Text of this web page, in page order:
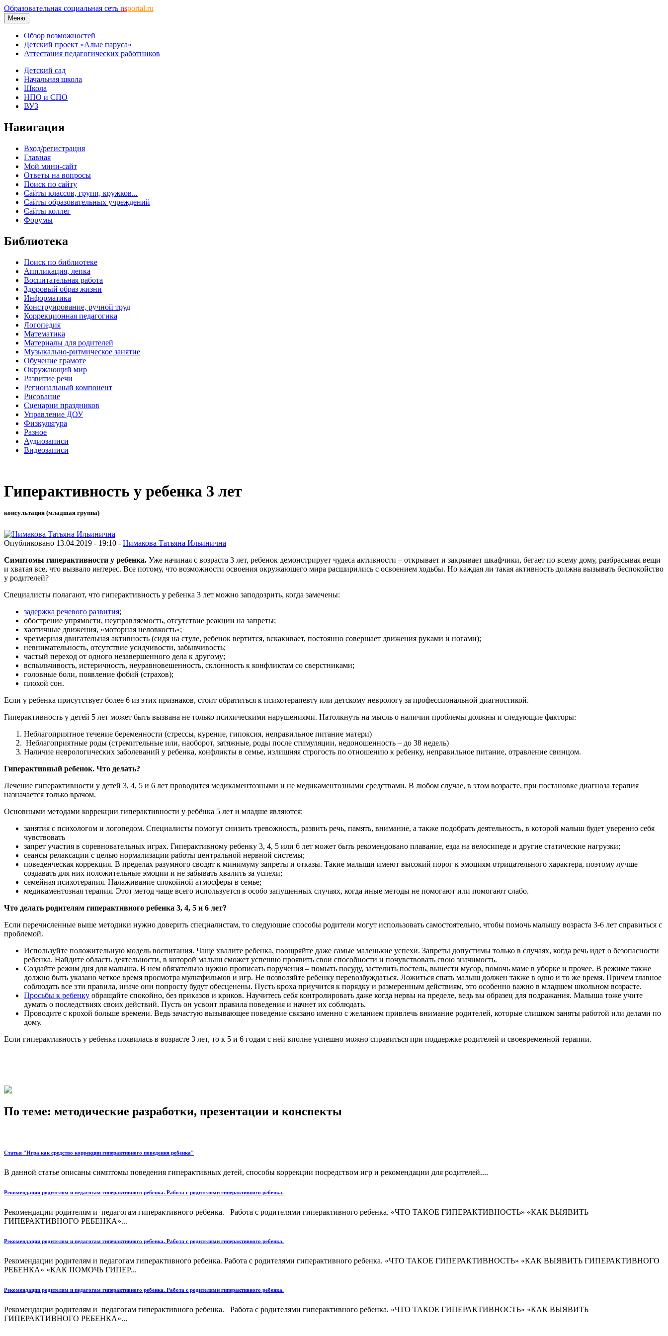
Образовательная социальная сеть nsportal.ru
Меню
Обзор возможностей
Детский проект «Алые паруса»
Аттестация педагогических работников
Детский сад
Начальная школа
Школа
НПО и СПО
ВУЗ
Навигация
Вход/регистрация
Главная
Мой мини-сайт
Ответы на вопросы
Поиск по сайту
Сайты классов, групп, кружков...
Сайты образовательных учреждений
Сайты коллег
Форумы
Библиотека
Поиск по библиотеке
Аппликация, лепка
Воспитательная работа
Здоровый образ жизни
Информатика
Конструирование, ручной труд
Коррекционная педагогика
Логопедия
Математика
Материалы для родителей
Музыкально-ритмическое занятие
Обучение грамоте
Окружающий мир
Развитие речи
Региональный компонент
Рисование
Сценарии праздников
Управление ДОУ
Физкультура
Разное
Аудиозаписи
Видеозаписи
Гиперактивность у ребенка 3 лет
консультация (младшая группа)
Опубликовано 13.04.2019 - 19:10 - Нимакова Татьяна Ильинична
Симптомы гиперактивности у ребенка. Уже начиная с возраста 3 лет, ребенок демонстрирует чудеса активности – открывает и закрывает шкафчики, бегает по всему дому, разбрасывая вещи
и хватая все, что вызвало интерес. Все потому, что возможности освоения окружающего мира расширились с освоением ходьбы. Но каждая ли такая активность должна вызывать беспокойство
у родителей?
Специалисты полагают, что гиперактивность у ребенка 3 лет можно заподозрить, когда замечены:
задержка речевого развития;
обострение упрямости, неуправляемость, отсутствие реакции на запреты;
хаотичные движения, «моторная неловкость»;
чрезмерная двигательная активность (сидя на стуле, ребенок вертится, вскакивает, постоянно совершает движения руками и ногами);
невнимательность, отсутствие усидчивости, забывчивость;
частый переход от одного незавершенного дела к другому;
вспыльчивость, истеричность, неуравновешенность, склонность к конфликтам со сверстниками;
головные боли, появление фобий (страхов);
плохой сон.
Если у ребенка присутствует более 6 из этих признаков, стоит обратиться к психотерапевту или детскому неврологу за профессиональной диагностикой.
Гиперактивность у детей 5 лет может быть вызвана не только психическими нарушениями. Натолкнуть на мысль о наличии проблемы должны и следующие факторы:
Неблагоприятное течение беременности (стрессы, курение, гипоксия, неправильное питание матери)
Неблагоприятные роды (стремительные или, наоборот, затяжные, роды после стимуляции, недоношенность – до 38 недель)
Наличие неврологических заболеваний у ребенка, конфликты в семье, излишняя строгость по отношению к ребенку, неправильное питание, отравление свинцом.
Гиперактивный ребенок. Что делать?
Лечение гиперактивности у детей 3, 4, 5 и 6 лет проводится медикаментозными и не медикаментозными средствами. В любом случае, в этом возрасте, при постановке диагноза терапия
назначается только врачом.
Основными методами коррекции гиперактивности у ребёнка 5 лет и младше являются:
занятия с психологом и логопедом. Специалисты помогут снизить тревожность, развить речь, память, внимание, а также подобрать деятельность, в которой малыш будет уверенно себя
чувствовать
запрет участия в соревновательных играх. Гиперактивному ребенку 3, 4, 5 или 6 лет может быть рекомендовано плавание, езда на велосипеде и другие статические нагрузки;
сеансы релаксации с целью нормализации работы центральной нервной системы;
поведенческая коррекция. В пределах разумного сводят к минимуму запреты и отказы. Такие малыши имеют высокий порог к эмоциям отрицательного характера, поэтому лучше
создавать для них положительные эмоции и не забывать хвалить за успехи;
семейная психотерапия. Налаживание спокойной атмосферы в семье;
медикаментозная терапия. Этот метод чаще всего используется в особо запущенных случаях, когда иные методы не помогают или помогают слабо.
Что делать родителям гиперактивного ребенка 3, 4, 5 и 6 лет?
Если перечисленные выше методики нужно доверить специалистам, то следующие способы родители могут использовать самостоятельно, чтобы помочь малышу возраста 3-6 лет справиться с
проблемой.
Используйте положительную модель воспитания. Чаще хвалите ребенка, поощряйте даже самые маленькие успехи. Запреты допустимы только в случаях, когда речь идет о безопасности
ребенка. Найдите область деятельности, в которой малыш сможет успешно проявить свои способности и почувствовать свою значимость.
Создайте режим дня для малыша. В нем обязательно нужно прописать поручения – помыть посуду, застелить постель, вынести мусор, помочь маме в уборке и прочее. В режиме также
должно быть указано четкое время просмотра мультфильмов и игр. Не позволяйте ребенку перевозбуждаться. Ложиться спать малыш должен также в одно и то же время. Причем главное
соблюдать все эти правила, иначе они попросту будут обесценены. Пусть кроха приучится к порядку и размеренным действиям, это особенно важно в младшем школьном возрасте.
Просьбы к ребенку обращайте спокойно, без приказов и криков. Научитесь себя контролировать даже когда нервы на пределе, ведь вы образец для подражания. Малыша тоже учите
думать о последствиях своих действий. Пусть он усвоит правила поведения и начнет их соблюдать.
Проводите с крохой больше времени. Ведь зачастую вызывающее поведение связано именно с желанием привлечь внимание родителей, которые слишком заняты работой или делами по
дому.
Если гиперактивность у ребенка появилась в возрасте 3 лет, то к 5 и 6 годам с ней вполне успешно можно справиться при поддержке родителей и своевременной терапии.
По теме: методические разработки, презентации и конспекты
Статья "Игра как средство коррекции гиперактивного поведения ребенка"
В данной статье описаны симптомы поведения гиперактивных детей, способы коррекции посредством игр и рекомендации для родителей....
Рекомендации родителям и педагогам гиперактивного ребенка. Работа с родителями гиперактивного ребенка.
Рекомендации родителям и педагогам гиперактивного ребенка. Работа с родителями гиперактивного ребенка. «ЧТО ТАКОЕ ГИПЕРАКТИВНОСТЬ» «КАК ВЫЯВИТЬ
ГИПЕРАКТИВНОГО РЕБЕНКА»...
Рекомендации родителям и педагогам гиперактивного ребенка. Работа с родителями гиперактивного ребенка.
Рекомендации родителям и педагогам гиперактивного ребенка. Работа с родителями гиперактивного ребенка. «ЧТО ТАКОЕ ГИПЕРАКТИВНОСТЬ» «КАК ВЫЯВИТЬ ГИПЕРАКТИВНОГО
РЕБЕНКА» «КАК ПОМОЧЬ ГИПЕР...
Рекомендации родителям и педагогам гиперактивного ребенка. Работа с родителями гиперактивного ребенка.
Рекомендации родителям и педагогам гиперактивного ребенка. Работа с родителями гиперактивного ребенка. «ЧТО ТАКОЕ ГИПЕРАКТИВНОСТЬ» «КАК ВЫЯВИТЬ
ГИПЕРАКТИВНОГО РЕБЕНКА»...